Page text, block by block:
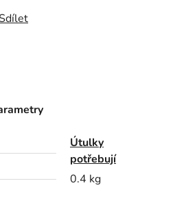
Útulky
potřebují
0.4 kg